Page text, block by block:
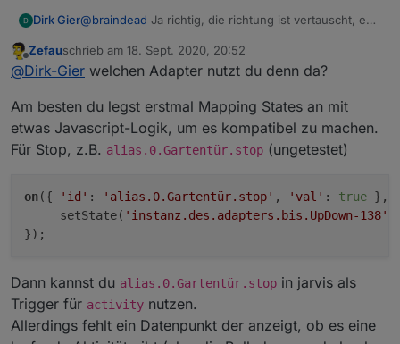
Dirk Gier@braindead Ja richtig, die richtung ist vertauscht, es
Button.
Ich habe lediglich Datenpunkt Position-137
Mit dem Datenpunkt UpDown-138 kann ich den
Rollladen direkt ansteuern wenn man eine Zahl
eingibt, zb.
0=Hoch 2=Stop 1=runter. Kann man damit vielleicht
Danke im vorraus
Offline
Zefauschrieb am 18. Sept. 2020, 20:52
zuletzt editiert von
@Dirk-Gier welchen Adapter nutzt du denn da?
Am besten du legst erstmal Mapping States an mit
etwas Javascript-Logik, um es kompatibel zu machen.
Für Stop, z.B. alias.0.Gartentür.stop (ungetestet)
on({ 'id' : 'alias.0.Gartentür.stop' , 'val' : true },
     setState(
'instanz.des.adapters.bis.UpDown-138'
Dann kannst du alias.0.Gartentür.stop in jarvis als
Trigger für activity nutzen.
Allerdings fehlt ein Datenpunkt der anzeigt, ob es eine